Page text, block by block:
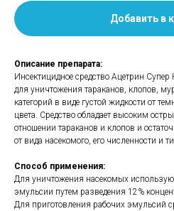
Добавить в
Описание препарата:
Инсектицидное средство Ацетрин
для уничтожения тараканов, клопов,
категорий в виде густой жидкости от
цвета. Средство обладает высоким
отношении тараканов и клопов и
от вида насекомого, его численности и
Способ применения:
Для уничтожения насекомых
эмульсии путем разведения 12%
Для приготовления рабочих эмульсий